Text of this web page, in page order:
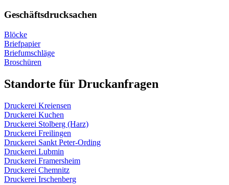
Geschäftsdrucksachen
Blöcke
Briefpapier
Briefumschläge
Broschüren
Standorte für Druckanfragen
Druckerei Kreiensen
Druckerei Kuchen
Druckerei Stolberg (Harz)
Druckerei Freilingen
Druckerei Sankt Peter-Ording
Druckerei Lubmin
Druckerei Framersheim
Druckerei Chemnitz
Druckerei Irschenberg